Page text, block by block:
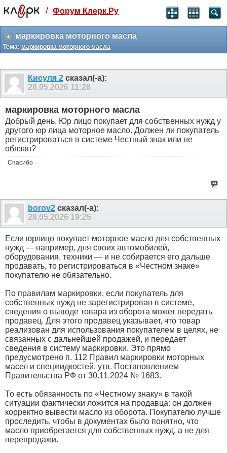
Святые угодники, Клерк без рекламы
прекрасен:)
месяц
3 месяца
259
₽
-10%
499 ₽
-15%
Отмена Оплатить
/ Форум Клерк.Ру
маркировка моторного масла
Тема: маркировка моторного масла
Кисуля 2 сказал(-а):
28.05.2026 11:28
маркировка моторного масла
Добрый день. Юр лицо покупает для собственных нужд у
другого юр лица моторное масло. Должен ли покупатель
регистрироваться в системе Честный знак или не
обязан?
Спасибо
borov2 сказал(-а):
28.05.2026 19:25
Если юрлицо покупает моторное масло для собственных
нужд — например, для своих автомобилей,
оборудования, техники — и не собирается его дальше
продавать, то регистрироваться в «Честном знаке»
покупателю не обязательно.
По правилам маркировки, если покупатель для
собственных нужд не зарегистрирован в системе,
сведения о выводе товара из оборота может передать
продавец. Для этого продавец указывает, что товар
реализован для использования покупателем в целях, не
связанных с дальнейшей продажей, и передает
сведения в систему маркировки. Это прямо
предусмотрено п. 112 Правил маркировки моторных
масел и спецжидкостей, утв. Постановлением
Правительства РФ от 30.11.2024 № 1683.
То есть обязанность по «Честному знаку» в такой
ситуации фактически ложится на продавца: он должен
корректно вывести масло из оборота. Покупателю лучше
проследить, чтобы в документах было понятно, что
масло приобретается для собственных нужд, а не для
перепродажи.